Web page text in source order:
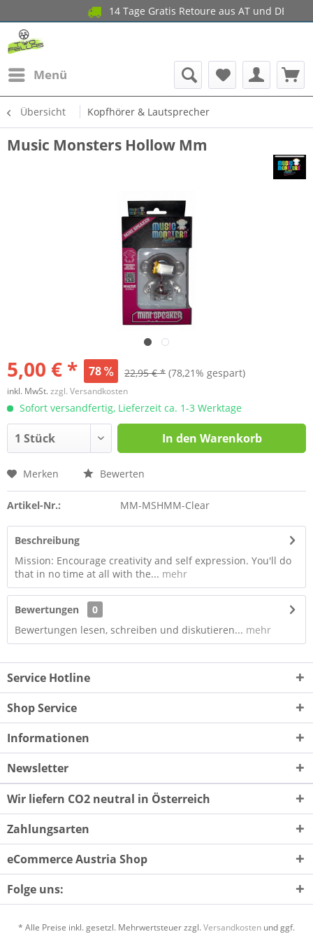
14 Tage Gratis Retoure aus AT und
Menü
Übersicht Kopfhörer & Lautsprecher
Music Monsters Hollow Mm
5,00 € * 78 22,95 € * (78,21% gespart)
inkl. MwSt.zzgl. Versandkosten
Sofort versandfertig, Lieferzeit ca. 1-3 Werktage
In den Warenkorb
Merken Bewerten
Artikel-Nr.: MM-MSHMM-Clear
Beschreibung
Mission: Encourage creativity and self expression. You'll do
that in no time at all with the... mehr
Bewertungen
0
Bewertungen lesen, schreiben und diskutieren... mehr
Service Hotline
Shop Service
Informationen
Newsletter
Wir liefern CO2 neutral in Österreich
Zahlungsarten
eCommerce Austria Shop
Folge uns:
* Alle Preise inkl. gesetzl. Mehrwertsteuer zzgl.Versandkosten und ggf.